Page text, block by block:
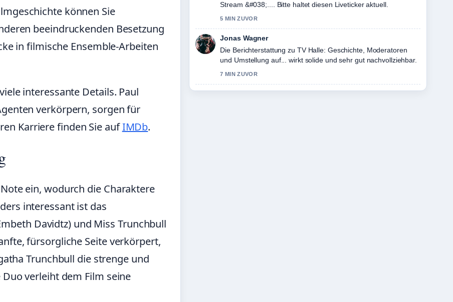
können Sie
beeindruckenden Besetzung
in filmische Ensemble-Arbeiten
interessante Details. Paul
verkörpern, sorgen für
Karriere finden Sie aufIMDb.
ein, wodurch die Charaktere
interessant ist das
Davidtz) und Miss Trunchbull
fürsorgliche Seite verkörpert,
Trunchbull die strenge und
verleiht dem Film seine
Stream &#038;.... Bitte haltet diesen Liveticker aktuell.
5 MIN ZUVOR
Jonas Wagner
Die Berichterstattung zu TV Halle: Geschichte, Moderatoren
und Umstellung auf... wirkt solide und sehr gut nachvollziehbar.
7 MIN ZUVOR